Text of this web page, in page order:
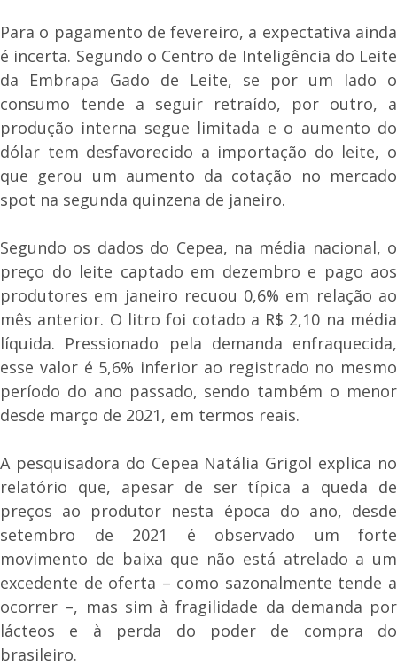
Para o pagamento de fevereiro, a expectativa ainda
é incerta. Segundo o Centro de Inteligência do Leite
da Embrapa Gado de Leite, se por um lado o
consumo tende a seguir retraído, por outro, a
produção interna segue limitada e o aumento do
dólar tem desfavorecido a importação do leite, o
que gerou um aumento da cotação no mercado
spot na segunda quinzena de janeiro.
Segundo os dados do Cepea, na média nacional, o
preço do leite captado em dezembro e pago aos
produtores em janeiro recuou 0,6% em relação ao
mês anterior. O litro foi cotado a R$ 2,10 na média
líquida. Pressionado pela demanda enfraquecida,
esse valor é 5,6% inferior ao registrado no mesmo
período do ano passado, sendo também o menor
desde março de 2021, em termos reais.
A pesquisadora do Cepea Natália Grigol explica no
relatório que, apesar de ser típica a queda de
preços ao produtor nesta época do ano, desde
setembro de 2021 é observado um forte
movimento de baixa que não está atrelado a um
excedente de oferta – como sazonalmente tende a
ocorrer –, mas sim à fragilidade da demanda por
lácteos e à perda do poder de compra do
brasileiro.